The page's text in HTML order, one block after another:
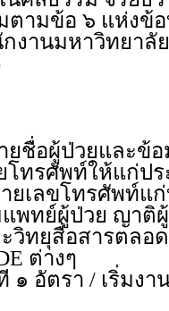
ามข้อ ๖ แห่งข้
งานมหาวิทยา
ยชื่อผู้ป่วยและข้
โทรศัพท์ให้แก่ป
ยเลขโทรศัพท์แ
พทย์ผู้ป่วย ญาติ
วิทยุสื่อสารตลอ
ต่างๆ
๑ อัตรา / เริ่มง